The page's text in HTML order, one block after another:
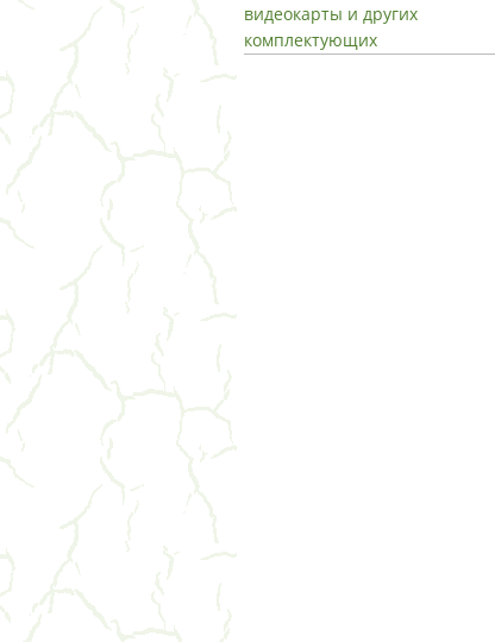
видеокарты и других
комплектующих